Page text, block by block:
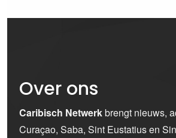
Over ons
Caribisch Netwerkbrengt nieuws,
Curaçao, Saba, Sint Eustatius en